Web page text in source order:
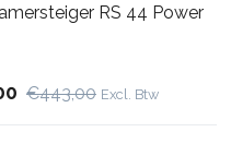
RS 44 Power
€443,00 Excl. Btw